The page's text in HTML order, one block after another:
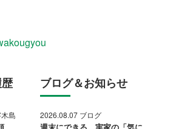
島
ブログ＆お知らせ
2026.08.07 ブログ